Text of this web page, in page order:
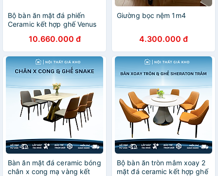
Bộ bàn ăn mặt đá phiến
Ceramic kết hợp ghế Venus
10.660.000 đ
Giường bọc nệm 1m4
4.300.000 đ
Bàn ăn mặt đá ceramic bóng
chân x cong mạ vàng kết
Bộ bàn ăn tròn mâm xoay 2
mặt đá ceramic kết hợp ghế